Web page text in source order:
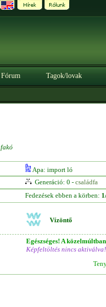
Fórum Tagok/lovak
fakó
Apa: import ló
Generáció: 0 - családfa
Fedezések ebben a körben:
Vízöntő
Egészséges! A
Képfeltöltés nincs aktiválva!